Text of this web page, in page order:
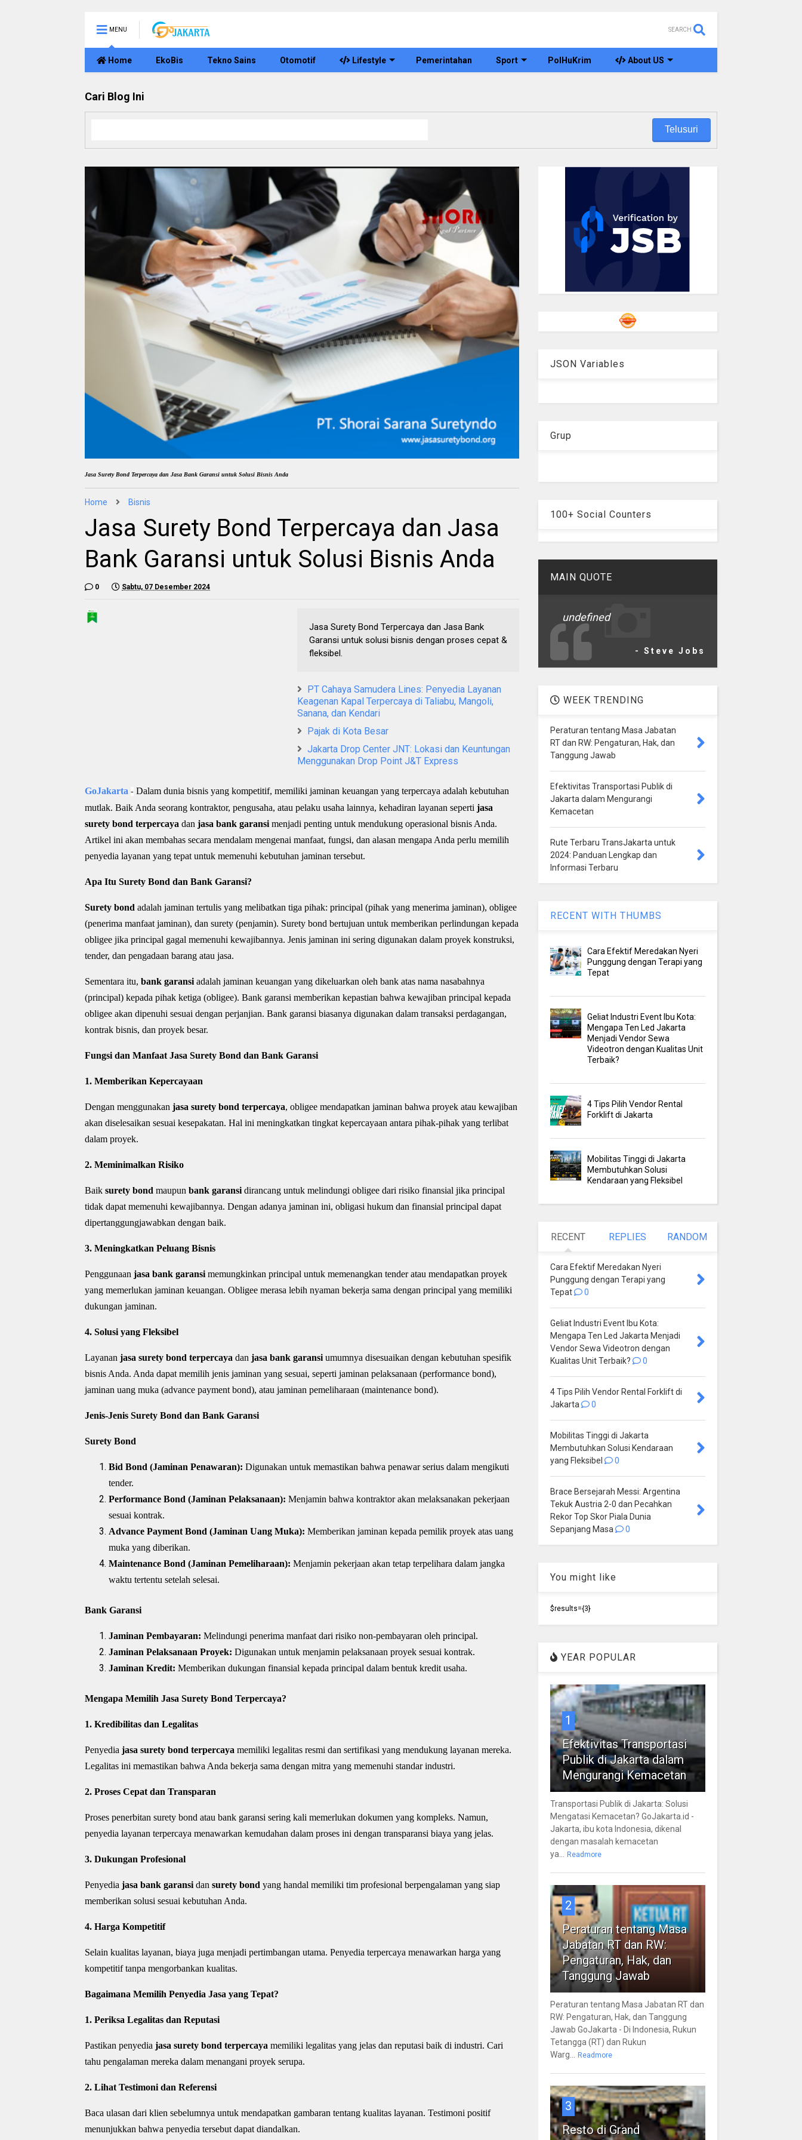
MENU SEARCH
Home EkoBis Tekno Sains Otomotif Lifestyle Pemerintahan Sport PolHuKrim About US
Cari Blog Ini
Jasa Surety Bond Terpercaya dan Jasa Bank Garansi untuk Solusi Bisnis Anda
Home Bisnis
Jasa Surety Bond Terpercaya dan Jasa
Bank Garansi untuk Solusi Bisnis Anda
0 Sabtu, 07 Desember 2024
Jasa Surety Bond Terpercaya dan Jasa Bank
Garansi untuk solusi bisnis dengan proses cepat &
fleksibel.
PT Cahaya Samudera Lines: Penyedia Layanan
Keagenan Kapal Terpercaya di Taliabu, Mangoli,
Sanana, dan Kendari
Pajak di Kota Besar
Jakarta Drop Center JNT: Lokasi dan Keuntungan
Menggunakan Drop Point J&T Express
GoJakarta - Dalam dunia bisnis yang kompetitif, memiliki jaminan keuangan yang terpercaya adalah kebutuhan
mutlak. Baik Anda seorang kontraktor, pengusaha, atau pelaku usaha lainnya, kehadiran layanan seperti jasa
surety bond terpercaya dan jasa bank garansi menjadi penting untuk mendukung operasional bisnis Anda.
Artikel ini akan membahas secara mendalam mengenai manfaat, fungsi, dan alasan mengapa Anda perlu memilih
penyedia layanan yang tepat untuk memenuhi kebutuhan jaminan tersebut.
Apa Itu Surety Bond dan Bank Garansi?
Surety bond adalah jaminan tertulis yang melibatkan tiga pihak: principal (pihak yang menerima jaminan), obligee
(penerima manfaat jaminan), dan surety (penjamin). Surety bond bertujuan untuk memberikan perlindungan kepada
obligee jika principal gagal memenuhi kewajibannya. Jenis jaminan ini sering digunakan dalam proyek konstruksi,
tender, dan pengadaan barang atau jasa.
Sementara itu, bank garansi adalah jaminan keuangan yang dikeluarkan oleh bank atas nama nasabahnya
(principal) kepada pihak ketiga (obligee). Bank garansi memberikan kepastian bahwa kewajiban principal kepada
obligee akan dipenuhi sesuai dengan perjanjian. Bank garansi biasanya digunakan dalam transaksi perdagangan,
kontrak bisnis, dan proyek besar.
Fungsi dan Manfaat Jasa Surety Bond dan Bank Garansi
1. Memberikan Kepercayaan
Dengan menggunakan jasa surety bond terpercaya, obligee mendapatkan jaminan bahwa proyek atau kewajiban
akan diselesaikan sesuai kesepakatan. Hal ini meningkatkan tingkat kepercayaan antara pihak-pihak yang terlibat
dalam proyek.
2. Meminimalkan Risiko
Baik surety bond maupun bank garansi dirancang untuk melindungi obligee dari risiko finansial jika principal
tidak dapat memenuhi kewajibannya. Dengan adanya jaminan ini, obligasi hukum dan finansial principal dapat
dipertanggungjawabkan dengan baik.
3. Meningkatkan Peluang Bisnis
Penggunaan jasa bank garansi memungkinkan principal untuk memenangkan tender atau mendapatkan proyek
yang memerlukan jaminan keuangan. Obligee merasa lebih nyaman bekerja sama dengan principal yang memiliki
dukungan jaminan.
4. Solusi yang Fleksibel
Layanan jasa surety bond terpercaya dan jasa bank garansi umumnya disesuaikan dengan kebutuhan spesifik
bisnis Anda. Anda dapat memilih jenis jaminan yang sesuai, seperti jaminan pelaksanaan (performance bond),
jaminan uang muka (advance payment bond), atau jaminan pemeliharaan (maintenance bond).
Jenis-Jenis Surety Bond dan Bank Garansi
Surety Bond
Bid Bond (Jaminan Penawaran): Digunakan untuk memastikan bahwa penawar serius dalam mengikuti
tender.
Performance Bond (Jaminan Pelaksanaan): Menjamin bahwa kontraktor akan melaksanakan pekerjaan
sesuai kontrak.
Advance Payment Bond (Jaminan Uang Muka): Memberikan jaminan kepada pemilik proyek atas uang
muka yang diberikan.
Maintenance Bond (Jaminan Pemeliharaan): Menjamin pekerjaan akan tetap terpelihara dalam jangka
waktu tertentu setelah selesai.
Bank Garansi
Jaminan Pembayaran: Melindungi penerima manfaat dari risiko non-pembayaran oleh principal.
Jaminan Pelaksanaan Proyek: Digunakan untuk menjamin pelaksanaan proyek sesuai kontrak.
Jaminan Kredit: Memberikan dukungan finansial kepada principal dalam bentuk kredit usaha.
Mengapa Memilih Jasa Surety Bond Terpercaya?
1. Kredibilitas dan Legalitas
Penyedia jasa surety bond terpercaya memiliki legalitas resmi dan sertifikasi yang mendukung layanan mereka.
Legalitas ini memastikan bahwa Anda bekerja sama dengan mitra yang memenuhi standar industri.
2. Proses Cepat dan Transparan
Proses penerbitan surety bond atau bank garansi sering kali memerlukan dokumen yang kompleks. Namun,
penyedia layanan terpercaya menawarkan kemudahan dalam proses ini dengan transparansi biaya yang jelas.
3. Dukungan Profesional
Penyedia jasa bank garansi dan surety bond yang handal memiliki tim profesional berpengalaman yang siap
memberikan solusi sesuai kebutuhan Anda.
4. Harga Kompetitif
Selain kualitas layanan, biaya juga menjadi pertimbangan utama. Penyedia terpercaya menawarkan harga yang
kompetitif tanpa mengorbankan kualitas.
Bagaimana Memilih Penyedia Jasa yang Tepat?
1. Periksa Legalitas dan Reputasi
Pastikan penyedia jasa surety bond terpercaya memiliki legalitas yang jelas dan reputasi baik di industri. Cari
tahu pengalaman mereka dalam menangani proyek serupa.
2. Lihat Testimoni dan Referensi
Baca ulasan dari klien sebelumnya untuk mendapatkan gambaran tentang kualitas layanan. Testimoni positif
menunjukkan bahwa penyedia tersebut dapat diandalkan.
JSON Variables
Grup
100+ Social Counters
MAIN QUOTE
undefined
- Steve Jobs
WEEK TRENDING
Peraturan tentang Masa Jabatan
RT dan RW: Pengaturan, Hak, dan
Tanggung Jawab
Efektivitas Transportasi Publik di
Jakarta dalam Mengurangi
Kemacetan
Rute Terbaru TransJakarta untuk
2024: Panduan Lengkap dan
Informasi Terbaru
RECENT WITH THUMBS
Cara Efektif Meredakan Nyeri
Punggung dengan Terapi yang
Tepat
Geliat Industri Event Ibu Kota:
Mengapa Ten Led Jakarta
Menjadi Vendor Sewa
Videotron dengan Kualitas Unit
Terbaik?
4 Tips Pilih Vendor Rental
Forklift di Jakarta
Mobilitas Tinggi di Jakarta
Membutuhkan Solusi
Kendaraan yang Fleksibel
RECENT REPLIES RANDOM
Cara Efektif Meredakan Nyeri
Punggung dengan Terapi yang
Tepat
0
Geliat Industri Event Ibu Kota:
Mengapa Ten Led Jakarta Menjadi
Vendor Sewa Videotron dengan
Kualitas Unit Terbaik?
0
4 Tips Pilih Vendor Rental Forklift di
Jakarta
0
Mobilitas Tinggi di Jakarta
Membutuhkan Solusi Kendaraan
yang Fleksibel
0
Brace Bersejarah Messi: Argentina
Tekuk Austria 2-0 dan Pecahkan
Rekor Top Skor Piala Dunia
Sepanjang Masa
0
You might like
$results={3}
YEAR POPULAR
1
Efektivitas Transportasi
Publik di Jakarta dalam
Mengurangi Kemacetan
Transportasi Publik di Jakarta: Solusi
Mengatasi Kemacetan? GoJakarta.id -
Jakarta, ibu kota Indonesia, dikenal
dengan masalah kemacetan
ya... Readmore
2
Peraturan tentang Masa
Jabatan RT dan RW:
Pengaturan, Hak, dan
Tanggung Jawab
Peraturan tentang Masa Jabatan RT dan
RW: Pengaturan, Hak, dan Tanggung
Jawab GoJakarta - Di Indonesia, Rukun
Tetangga (RT) dan Rukun
Warg... Readmore
3
Resto di Grand